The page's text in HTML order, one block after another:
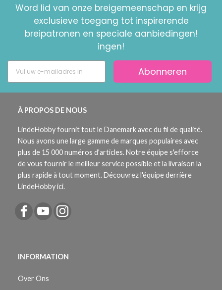
Word lid van onze breigemeenschap en krijg
exclusieve toegang tot inspirerende
breipatronen en speciale aanbiedingen!
ingen!
Abonneren
À PROPOS DE NOUS
LindeHobby fournit tout le Danemark avec du fil de qualité.
Nous avons une large gamme de marques populaires avec
plus de 15 000 numéros d'articles. Notre équipe s'efforce
de vous fournir le meilleur service possible et la livraison la
plus rapide à tout moment. Découvrez l'équipe derrière
LindeHobby ici.
INFORMATION
Over Ons